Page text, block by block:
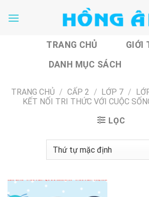
TRANG CHỦ
GIỚI
DANH MỤC SÁCH
TRANG CHỦ / CẤP 2 / LỚP 7 /
KẾT NỐI TRI THỨC VỚI CUỘC
LỌC